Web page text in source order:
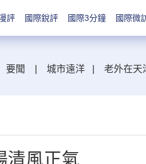
評 國際銳評 國際3分鐘 國際微
要聞 城市遠洋 老外在天
清風正氣